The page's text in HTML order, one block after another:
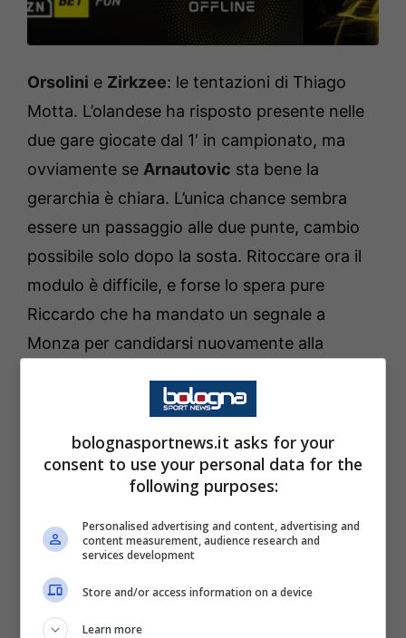
Orsolini e Zirkzee: le tentazioni di Thiago
Motta. L’olandese ha risposto presente nelle
due gare giocate dal 1′ in campionato, ma
ovviamente se Arnautovic sta bene la
gerarchia è chiara. L’unica chance sembra
essere un passaggio alle due punte, cambio
possibile solo dopo la sosta. Ritoccare ora il
modulo è difficile, e forse lo spera pure
Riccardo che ha mandato un segnale a
Monza per candidarsi nuovamente alla
Resto del Carlino
bolognasportnews.it asks for your
consent to use your personal data for the
following purposes:
Personalised advertising and content, advertising and
content measurement, audience research and
services development
Store and/or access information on a device
Learn more